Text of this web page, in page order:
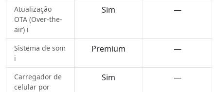
Atualização
OTA (Over-the-
air) ℹ️
Sim —
Sistema de som
ℹ️
Premium —
Carregador de
celular por
Sim —